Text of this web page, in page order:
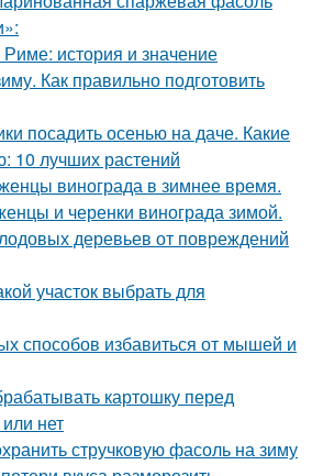
история и значение
Как правильно подготовить
посадить осенью на даче. Какие
10 лучших растений
винограда в зимнее время.
и черенки винограда зимой.
деревьев от повреждений
участок выбрать для
способов избавиться от мышей и
картошку перед
нет
стручковую фасоль на зиму